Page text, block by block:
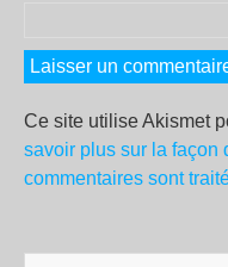
Ce site utilise Akismet
savoir plus sur la façon
commentaires sont